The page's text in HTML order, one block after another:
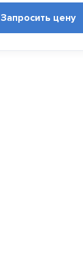
Запросить цену